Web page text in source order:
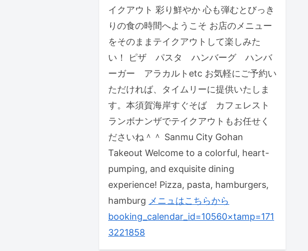
イクアウト 彩り鮮やか 心も弾むとびっき
りの食の時間へようこそ お店のメニュー
をそのままテイクアウトして楽しみた
い！ ピザ パスタ ハンバーグ ハンバ
ーガー アラカルトetc お気軽にご予約い
ただければ、タイムリーに提供いたしま
す。本須賀海岸すぐそば カフェレスト
ランボナンザでテイクアウトもお任せく
ださいね＾＾ Sanmu City Gohan
Takeout Welcome to a colorful, heart-
pumping, and exquisite dining
experience! Pizza, pasta, hamburgers,
hamburg メニュはこちらから
booking_calendar_id=10560×tamp=171
3221858